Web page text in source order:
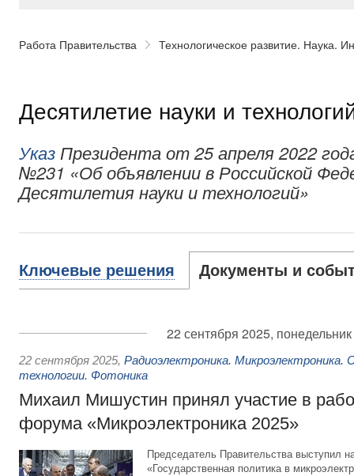
Работа Правительства Технологическое развитие. Наука.
Десятилетие науки и
Указ Президента от 25 апреля 2022
№231 «Об объявлении в Российской
Десятилетия науки и технологий»
Ключевые решения Документы и
22 сентября 2025, понедельник
22 сентября 2025, Радиоэлектроника. Микроэлектроника.
технологии. Фотоника
Михаил Мишустин принял участие в
форума «Микроэлектроника 2025»
Председатель Правительства выступил
«Государственная политика в